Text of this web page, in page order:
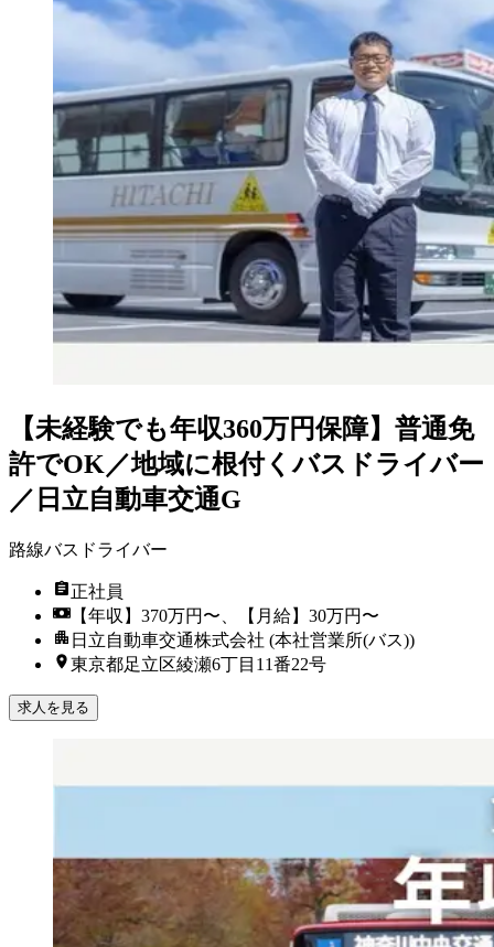
【未経験でも年収360万円保障】普通免
許でOK／地域に根付くバスドライバー
／日立自動車交通G
路線バスドライバー
正社員
【年収】370万円〜、【月給】30万円〜
日立自動車交通株式会社 (本社営業所(バス))
東京都足立区綾瀬6丁目11番22号
求人を見る